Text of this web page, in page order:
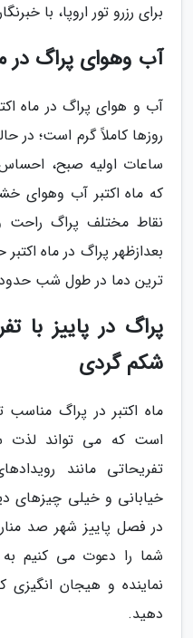
برای رزرو تور اروپا، با
آب وهوای پراگ در
آب و هوای پراگ در ماه
روزها کاملاً گرم است؛
ساعات اولیه صبح،
که ماه اکتبر آب وهوای
نقاط مختلف پراگ راحت
ترین دما در طول شب حدود 39 درجه سانتی گراد
پراگ در پاییز با
شکم گردی
ماه اکتبر در پراگ
است که می تواند لذت
تفریحاتی مانند
خیابانی و خیلی چیزهای
در فصل پاییز شهر صد
نماینده و هیجان انگیزی
دهید.